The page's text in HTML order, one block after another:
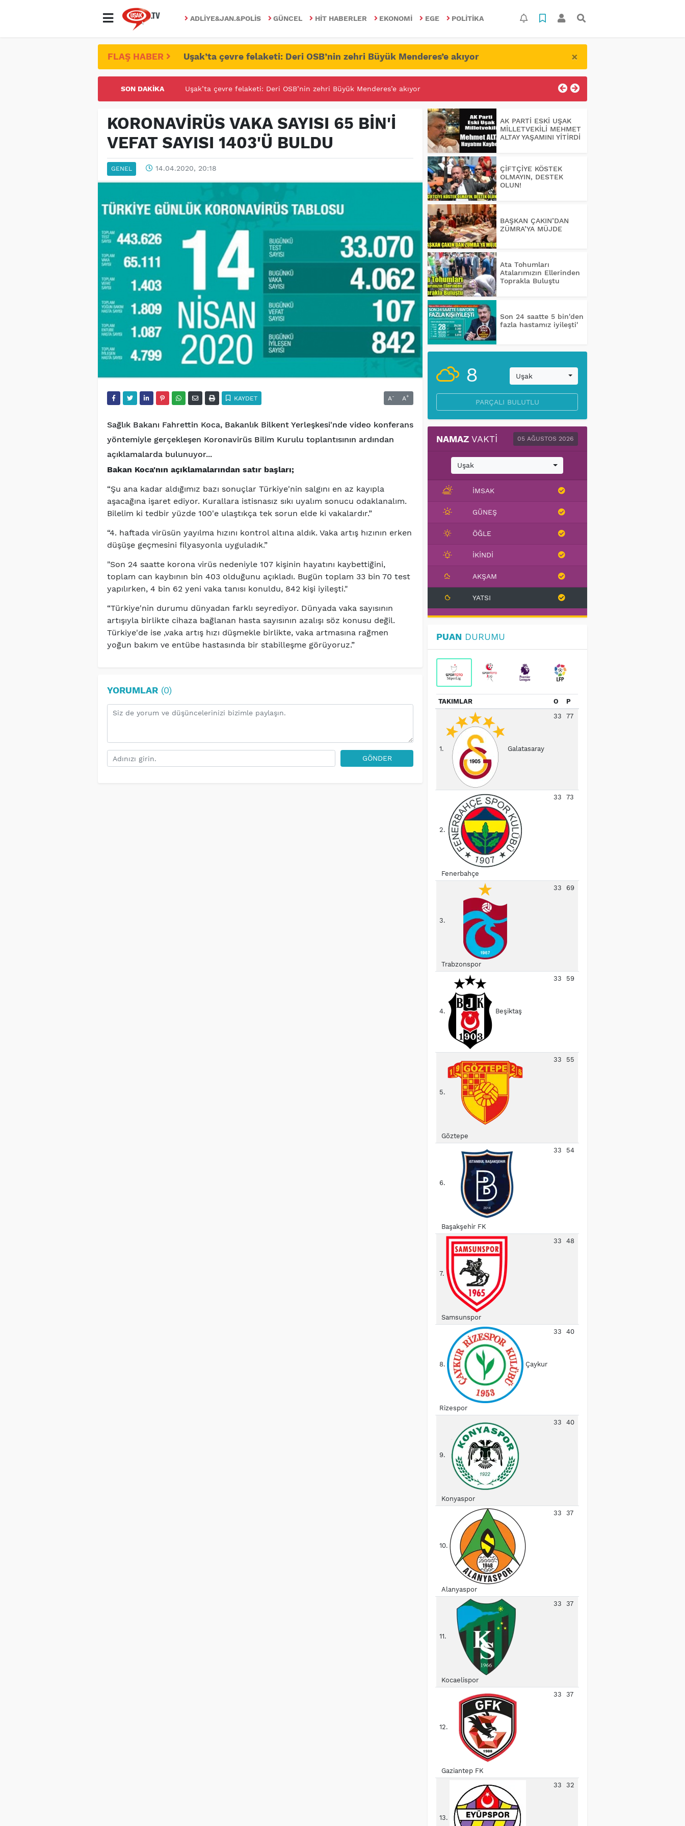
ADLIYE&JAN.&POLIS GÜNCEL HIT HABERLER EKONOMI EGE POLITIKA
FLAŞ HABER Uşak’ta çevre felaketi: Deri OSB’nin zehri Büyük Menderes’e akıyor ×
SON DAKIKA UŞAK ÜNİVERİTESİNDE FETÖ/PDY İLE YALANDAN MÜCADELE!
KORONAVİRÜS VAKA SAYISI 65 BİN'İ
VEFAT SAYISI 1403'Ü BULDU
GENEL 14.04.2020, 20:18
KAYDET A- A+
Sağlık Bakanı Fahrettin Koca, Bakanlık Bilkent Yerleşkesi'nde video konferans
yöntemiyle gerçekleşen Koronavirüs Bilim Kurulu toplantısının ardından
açıklamalarda bulunuyor...
Bakan Koca'nın açıklamalarından satır başları;
“Şu ana kadar aldığımız bazı sonuçlar Türkiye'nin salgını en az kayıpla
aşacağına işaret ediyor. Kurallara istisnasız sıkı uyalım sonucu odaklanalım.
Bilelim ki tedbir yüzde 100'e ulaştıkça tek sorun elde ki vakalardır.”
“4. haftada virüsün yayılma hızını kontrol altına aldık. Vaka artış hızının erken
düşüşe geçmesini filyasyonla uyguladık.”
"Son 24 saatte korona virüs nedeniyle 107 kişinin hayatını kaybettiğini,
toplam can kaybının bin 403 olduğunu açıkladı. Bugün toplam 33 bin 70 test
yapılırken, 4 bin 62 yeni vaka tanısı konuldu, 842 kişi iyileşti."
“Türkiye'nin durumu dünyadan farklı seyrediyor. Dünyada vaka sayısının
artışıyla birlikte cihaza bağlanan hasta sayısının azalışı söz konusu değil.
Türkiye'de ise ,vaka artış hızı düşmekle birlikte, vaka artmasına rağmen
yoğun bakım ve entübe hastasında bir stabilleşme görüyoruz.”
YORUMLAR(0)
GÖNDER
AK PARTİ ESKİ UŞAK
MİLLETVEKİLİ MEHMET
ALTAY YAŞAMINI YİTİRDİ
ÇİFTÇİYE KÖSTEK
OLMAYIN, DESTEK
OLUN!
BAŞKAN ÇAKIN’DAN
ZÜMRA’YA MÜJDE
Ata Tohumları
Atalarımızın Ellerinden
Toprakla Buluştu
Son 24 saatte 5 bin'den
fazla hastamız iyileşti'
8 Uşak
PARÇALI BULUTLU
NAMAZ VAKTI 05 AĞUSTOS 2026
Uşak
İMSAK
GÜNEŞ
ÖĞLE
İKINDI
AKŞAM
YATSI
PUAN DURUMU
TAKIMLAR O P
1. Galatasaray
33 77
2.
Fenerbahçe
33 73
3.
Trabzonspor
33 69
4. Beşiktaş
33 59
5.
Göztepe
33 55
6.
Başakşehir FK
33 54
7.
Samsunspor
33 48
8. Çaykur
Rizespor
33 40
9.
Konyaspor
33 40
10.
Alanyaspor
33 37
11.
Kocaelispor
33 37
12.
Gaziantep FK
33 37
13.
33 32